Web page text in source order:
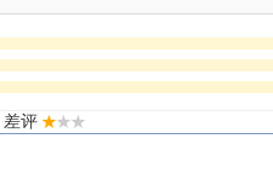
差评